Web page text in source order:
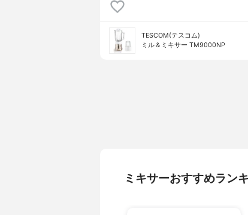
TESCOM(テスコム)
ミル＆ミキサー TM9000NP
ミキサーおすすめラン